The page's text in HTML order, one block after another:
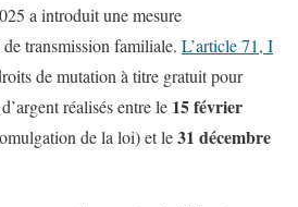
a introduit une mesure
transmission familiale. L’article 71, I
de mutation à titre gratuit pour
réalisés entre le 15 février
de la loi) et le31 décembre